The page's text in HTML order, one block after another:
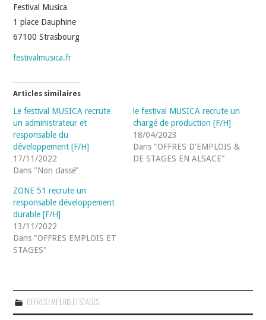
Festival Musica
1 place Dauphine
67100 Strasbourg
festivalmusica.fr
Articles similaires
Le festival MUSICA recrute
un administrateur et
responsable du
développement [F/H]
17/11/2022
Dans "Non classé"
le festival MUSICA recrute un
chargé de production [F/H]
18/04/2023
Dans "OFFRES D'EMPLOIS &
DE STAGES EN ALSACE"
ZONE 51 recrute un
responsable développement
durable [F/H]
13/11/2022
Dans "OFFRES EMPLOIS ET
STAGES"
OFFRES EMPLOIS ET STAGES